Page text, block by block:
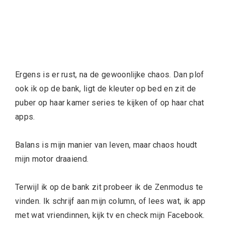
Ergens is er rust, na de gewoonlijke chaos. Dan plof
ook ik op de bank, ligt de kleuter op bed en zit de
puber op haar kamer series te kijken of op haar chat
apps.
Balans is mijn manier van leven, maar chaos houdt
mijn motor draaiend.
Terwijl ik op de bank zit probeer ik de Zenmodus te
vinden. Ik schrijf aan mijn column, of lees wat, ik app
met wat vriendinnen, kijk tv en check mijn Facebook.